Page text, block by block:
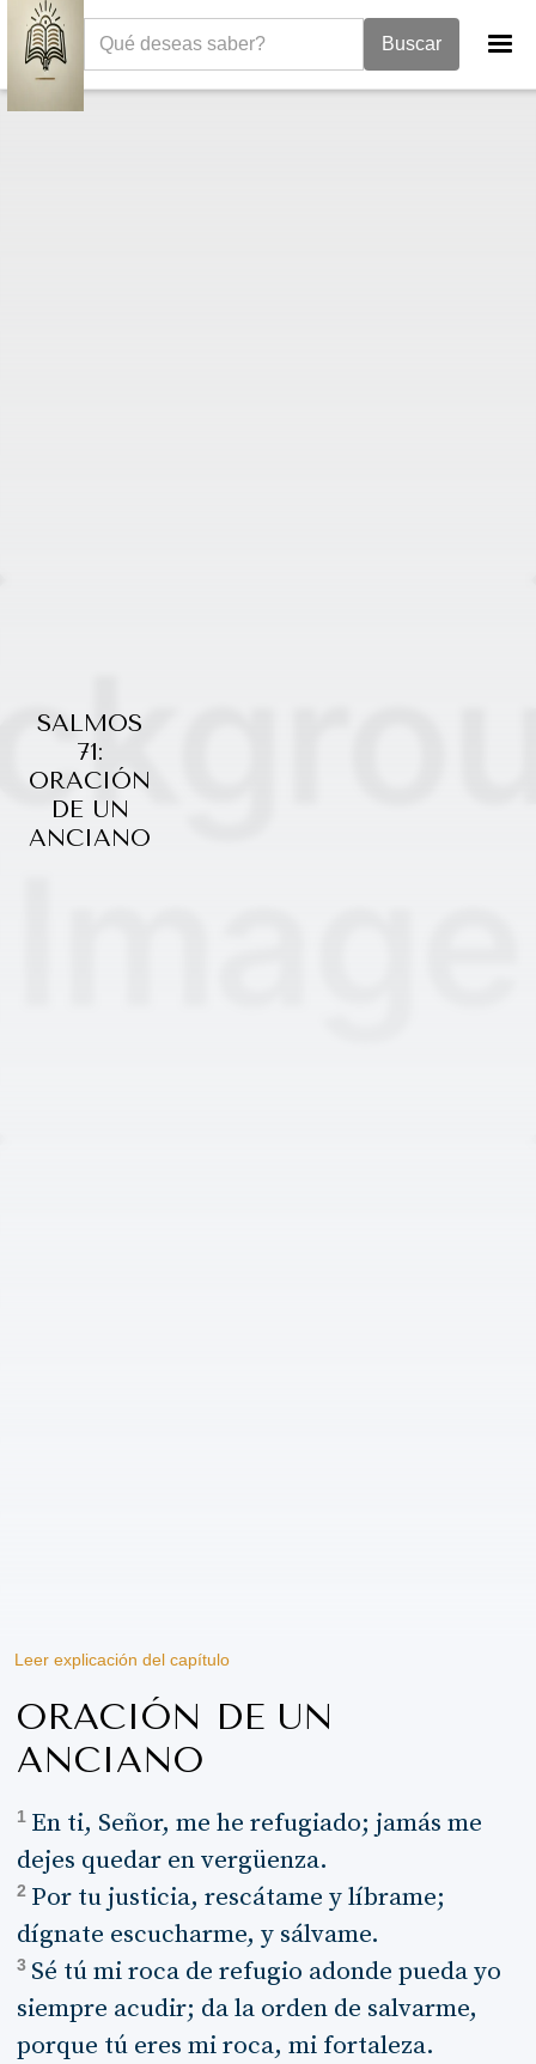
SALMOS
71:
ORACIÓN
DE UN
ANCIANO
La Biblia
Leer explicación del capítulo
ORACIÓN DE UN
ANCIANO
1 En ti, Señor, me he refugiado; jamás me
dejes quedar en vergüenza.
2 Por tu justicia, rescátame y líbrame;
dígnate escucharme, y sálvame.
3 Sé tú mi roca de refugio adonde pueda yo
siempre acudir; da la orden de salvarme,
porque tú eres mi roca, mi fortaleza.